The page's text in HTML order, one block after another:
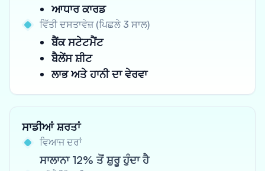
ਆਧਾਰ ਕਾਰਡ
ਵਿੱਤੀ ਦਸਤਾਵੇਜ਼ (ਪਿਛਲੇ 3 ਸਾਲ)
ਬੈਂਕ ਸਟੇਟਮੈਂਟ
ਬੈਲੇਂਸ ਸ਼ੀਟ
ਲਾਭ ਅਤੇ ਹਾਨੀ ਦਾ ਵੇਰਵਾ
ਸਾਡੀਆਂ ਸ਼ਰਤਾਂ
ਵਿਆਜ ਦਰਾਂ
ਸਾਲਾਨਾ 12% ਤੋਂ ਸ਼ੁਰੂ ਹੁੰਦਾ ਹੈ